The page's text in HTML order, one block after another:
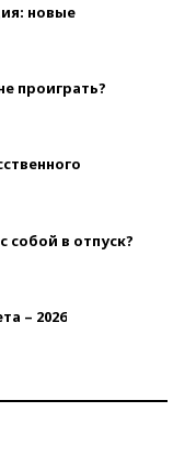
новые
проиграть?
собой в отпуск?
– 2026